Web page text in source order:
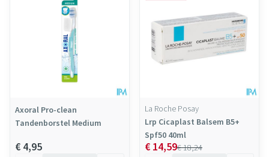
Axoral Pro-clean
Tandenborstel Medium
€ 4,95
La Roche Posay
Lrp Cicaplast Balsem B5+
Spf50 40ml
€ 18,24
€ 14,59